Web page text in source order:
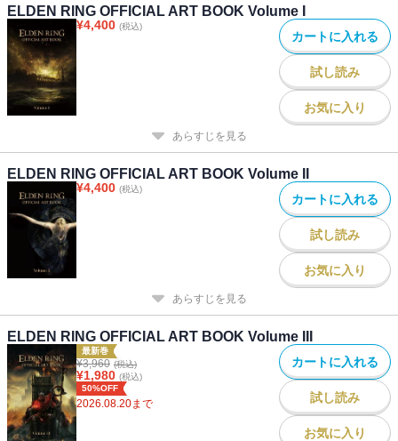
ELDEN RING OFFICIAL ART BOOK Volume I
¥4,400 (税込)
カートに入れる
試し読み
お気に入り
あらすじを見る
ELDEN RING OFFICIAL ART BOOK Volume II
¥4,400 (税込)
カートに入れる
試し読み
お気に入り
あらすじを見る
ELDEN RING OFFICIAL ART BOOK Volume III
最新巻
¥3,960 (税込)
¥1,980 (税込)
50%OFF
2026.08.20まで
カートに入れる
試し読み
お気に入り